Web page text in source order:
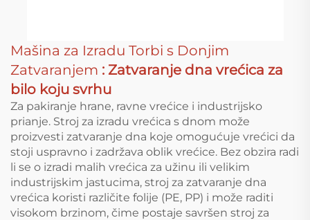
Mašina za Izradu Torbi s Donjim
Zatvaranjem : Zatvaranje dna vrećica za
bilo koju svrhu
Za pakiranje hrane, ravne vrećice i industrijsko
prianje. Stroj za izradu vrećica s dnom može
proizvesti zatvaranje dna koje omogućuje vrećici da
stoji uspravno i zadržava oblik vrećice. Bez obzira radi
li se o izradi malih vrećica za užinu ili velikim
industrijskim jastucima, stroj za zatvaranje dna
vrećica koristi različite folije (PE, PP) i može raditi
visokom brzinom, čime postaje savršen stroj za